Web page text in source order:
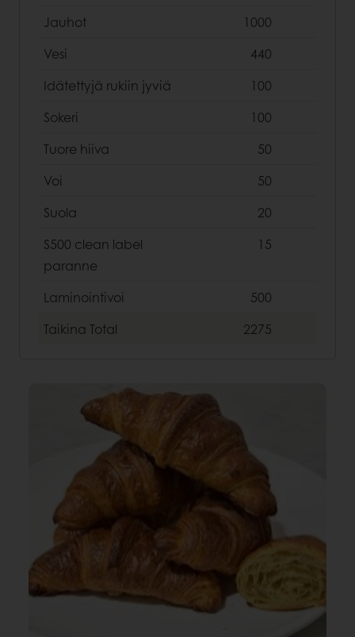
Jauhot
1000
Vesi
440
Idätettyjä rukiin jyviä
100
Sokeri
100
Tuore hiiva
50
Voi
50
Suola
20
S500 clean label
paranne
15
Laminointivoi
500
Taikina Total 2275